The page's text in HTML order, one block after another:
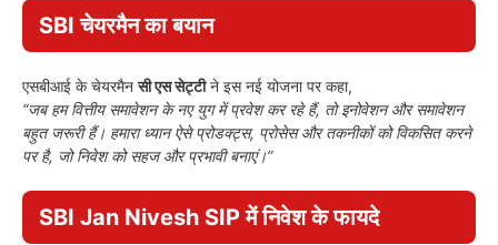
SBI चेयरमैन का बयान
एसबीआई के चेयरमैनसी एस सेट्टीने इस नई योजना पर कहा,
“जब हम वित्तीय समावेशन के नए युग में प्रवेश कर रहे हैं, तो इनोवेशन और समावेशन
बहुत जरूरी हैं। हमारा ध्यान ऐसे प्रोडक्ट्स, प्रोसेस और तकनीकों को विकसित करने
पर है, जो निवेश को सहज और प्रभावी बनाएं।”
SBI Jan Nivesh SIP में निवेश के फायदे